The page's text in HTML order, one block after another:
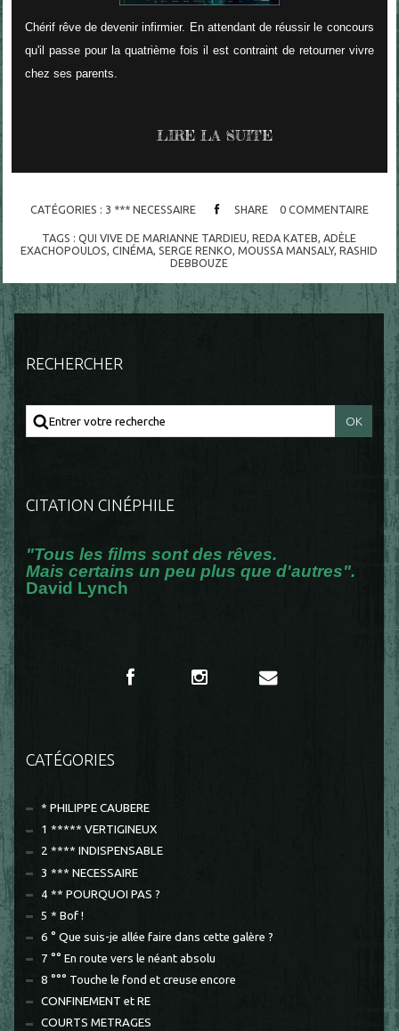
Chérif rêve de devenir infirmier. En attendant de réussir le concours
qu'il passe pour la quatrième fois il est contraint de retourner vivre
chez ses parents.
LIRE LA SUITE
CATÉGORIES : 3 *** NECESSAIRE SHARE 0 COMMENTAIRE
TAGS :QUI VIVE DE MARIANNE TARDIEU,REDA KATEB,ADÈLE
EXACHOPOULOS,CINÉMA,SERGE RENKO,MOUSSA MANSALY,RASHID
DEBBOUZE
RECHERCHER
CITATION CINÉPHILE
"Tous les films sont des rêves.
Mais certains un peu plus que d'autres".
David Lynch
CATÉGORIES
* PHILIPPE CAUBERE
1 ***** VERTIGINEUX
2 **** INDISPENSABLE
3 *** NECESSAIRE
4 ** POURQUOI PAS ?
5 * Bof !
6 ° Que suis-je allée faire dans cette galère ?
7 °° En route vers le néant absolu
8 °°° Touche le fond et creuse encore
CONFINEMENT et RE
COURTS METRAGES